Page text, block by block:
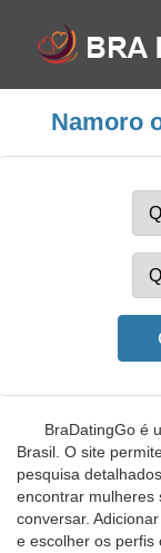
Namoro
BraDatingGo é
Brasil. O site
pesquisa
encontrar mulheres
conversar.
e escolher os perfis